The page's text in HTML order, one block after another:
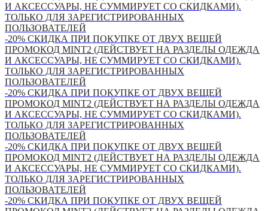
И АКСЕССУАРЫ, НЕ СУММИРУЕТ СО СКИДКАМИ).
ТОЛЬКО ДЛЯ ЗАРЕГИСТРИРОВАННЫХ
ПОЛЬЗОВАТЕЛЕЙ
-20% СКИДКА ПРИ ПОКУПКЕ ОТ ДВУХ ВЕЩЕЙ
ПРОМОКОД MINT2 (ДЕЙСТВУЕТ НА РАЗДЕЛЫ ОДЕЖДА
И АКСЕССУАРЫ, НЕ СУММИРУЕТ СО СКИДКАМИ).
ТОЛЬКО ДЛЯ ЗАРЕГИСТРИРОВАННЫХ
ПОЛЬЗОВАТЕЛЕЙ
-20% СКИДКА ПРИ ПОКУПКЕ ОТ ДВУХ ВЕЩЕЙ
ПРОМОКОД MINT2 (ДЕЙСТВУЕТ НА РАЗДЕЛЫ ОДЕЖДА
И АКСЕССУАРЫ, НЕ СУММИРУЕТ СО СКИДКАМИ).
ТОЛЬКО ДЛЯ ЗАРЕГИСТРИРОВАННЫХ
ПОЛЬЗОВАТЕЛЕЙ
-20% СКИДКА ПРИ ПОКУПКЕ ОТ ДВУХ ВЕЩЕЙ
ПРОМОКОД MINT2 (ДЕЙСТВУЕТ НА РАЗДЕЛЫ ОДЕЖДА
И АКСЕССУАРЫ, НЕ СУММИРУЕТ СО СКИДКАМИ).
ТОЛЬКО ДЛЯ ЗАРЕГИСТРИРОВАННЫХ
ПОЛЬЗОВАТЕЛЕЙ
-20% СКИДКА ПРИ ПОКУПКЕ ОТ ДВУХ ВЕЩЕЙ